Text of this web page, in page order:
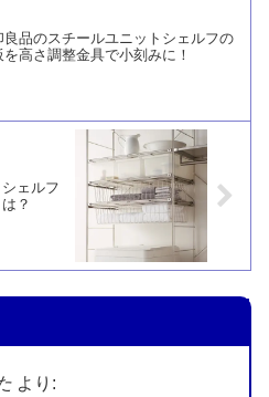
良品のスチールユニットシェルフの
を高さ調整金具で小刻みに！
ェルフ
？
より: